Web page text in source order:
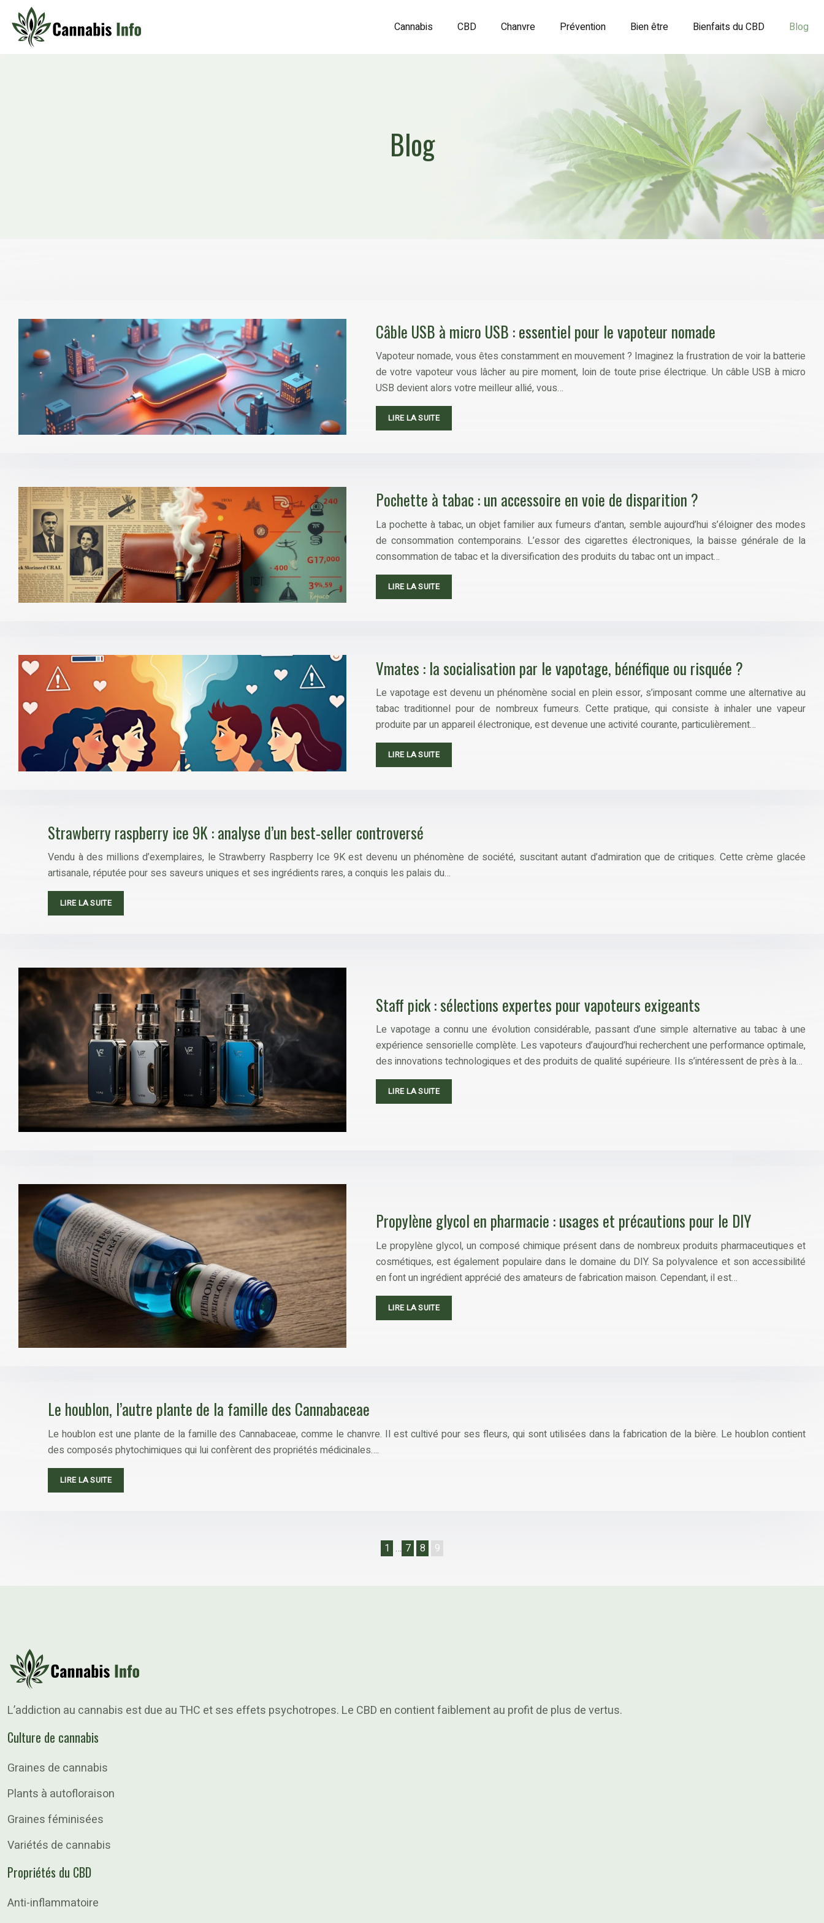
Cannabis CBD Chanvre Prévention Bien être Bienfaits du CBD Blog
Blog
Câble USB à micro USB : essentiel pour le vapoteur nomade
Vapoteur nomade, vous êtes constamment en mouvement ? Imaginez la frustration de voir la batterie
de votre vapoteur vous lâcher au pire moment, loin de toute prise électrique. Un câble USB à micro
USB devient alors votre meilleur allié, vous…
LIRE LA SUITE
Pochette à tabac : un accessoire en voie de disparition ?
La pochette à tabac, un objet familier aux fumeurs d’antan, semble aujourd’hui s’éloigner des modes
de consommation contemporains. L’essor des cigarettes électroniques, la baisse générale de la
consommation de tabac et la diversification des produits du tabac ont un impact…
LIRE LA SUITE
Vmates : la socialisation par le vapotage, bénéfique ou risquée ?
Le vapotage est devenu un phénomène social en plein essor, s’imposant comme une alternative au
tabac traditionnel pour de nombreux fumeurs. Cette pratique, qui consiste à inhaler une vapeur
produite par un appareil électronique, est devenue une activité courante, particulièrement…
LIRE LA SUITE
Strawberry raspberry ice 9K : analyse d’un best-seller controversé
Vendu à des millions d’exemplaires, le Strawberry Raspberry Ice 9K est devenu un phénomène de société, suscitant autant d’admiration que de critiques. Cette crème glacée
artisanale, réputée pour ses saveurs uniques et ses ingrédients rares, a conquis les palais du…
LIRE LA SUITE
Staff pick : sélections expertes pour vapoteurs exigeants
Le vapotage a connu une évolution considérable, passant d’une simple alternative au tabac à une
expérience sensorielle complète. Les vapoteurs d’aujourd’hui recherchent une performance optimale,
des innovations technologiques et des produits de qualité supérieure. Ils s’intéressent de près à la…
LIRE LA SUITE
Propylène glycol en pharmacie : usages et précautions pour le DIY
Le propylène glycol, un composé chimique présent dans de nombreux produits pharmaceutiques et
cosmétiques, est également populaire dans le domaine du DIY. Sa polyvalence et son accessibilité
en font un ingrédient apprécié des amateurs de fabrication maison. Cependant, il est…
LIRE LA SUITE
Le houblon, l’autre plante de la famille des Cannabaceae
Le houblon est une plante de la famille des Cannabaceae, comme le chanvre. Il est cultivé pour ses fleurs, qui sont utilisées dans la fabrication de la bière. Le houblon contient
des composés phytochimiques qui lui confèrent des propriétés médicinales….
LIRE LA SUITE
1 … 7 8 9
L’addiction au cannabis est due au THC et ses effets psychotropes. Le CBD en contient faiblement au profit de plus de vertus.
Culture de cannabis
Graines de cannabis
Plants à autofloraison
Graines féminisées
Variétés de cannabis
Propriétés du CBD
Anti-inflammatoire